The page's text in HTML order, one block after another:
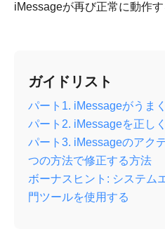
iMessageが再び正常に動作す
ガイドリスト
パート1. iMessageがうま
パート2. iMessageを正し
パート3. iMessageのアク
つの方法で修正する方法
ボーナスヒント: システム
門ツールを使用する